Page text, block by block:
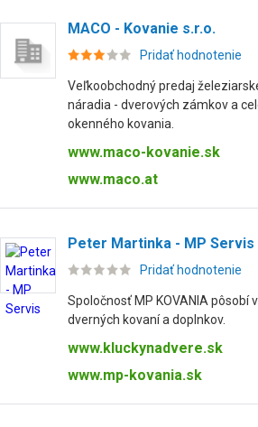
MACO - Kovanie s.r.o.
Pridať hodnotenie
Veľkoobchodný predaj
náradia - dverových zámkov a
okenného kovania.
www.maco-kovanie.sk
www.maco.at
Peter Martinka - MP Servis
Pridať hodnotenie
Spoločnosť MP KOVANIA pôsobí
dverných kovaní a doplnkov.
www.kluckynadvere.sk
www.mp-kovania.sk